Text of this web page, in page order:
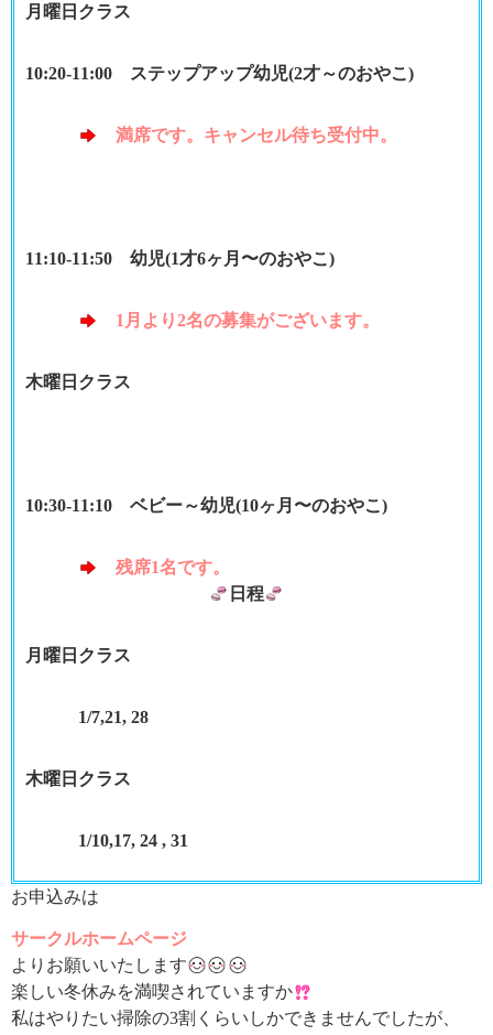
月曜日クラス
10:20-11:00 ステップアップ幼児(2才～のおやこ)
満席です。キャンセル待ち受付中。
11:10-11:50 幼児(1才6ヶ月〜のおやこ)
1月より2名の募集がございます。
木曜日クラス
10:30-11:10 ベビー～幼児(10ヶ月〜のおやこ)
残席1名です。
日程
月曜日クラス
1/7,21, 28
木曜日クラス
1/10,17, 24 , 31
お申込みは
サークルホームページ
よりお願いいたします
楽しい冬休みを満喫されていますか
私はやりたい掃除の3割くらいしかできませんでしたが、